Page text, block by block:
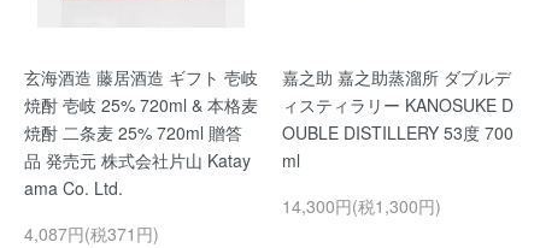
玄海酒造 藤居酒造 ギフト 壱岐
焼酎 壱岐 25% 720ml & 本格麦
焼酎 二条麦 25% 720ml 贈答
品 発売元 株式会社片山 Katay
ama Co. Ltd.
4,087円(税371円)
嘉之助 嘉之助蒸溜所 ダブルデ
ィスティラリー KANOSUKE D
OUBLE DISTILLERY 53度 700
ml
14,300円(税1,300円)